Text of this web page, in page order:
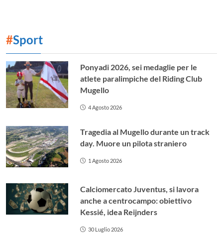
#Sport
Ponyadi 2026, sei medaglie per le
atlete paralimpiche del Riding Club
Mugello
4 Agosto 2026
Tragedia al Mugello durante un track
day. Muore un pilota straniero
1 Agosto 2026
Calciomercato Juventus, si lavora
anche a centrocampo: obiettivo
Kessié, idea Reijnders
30 Luglio 2026